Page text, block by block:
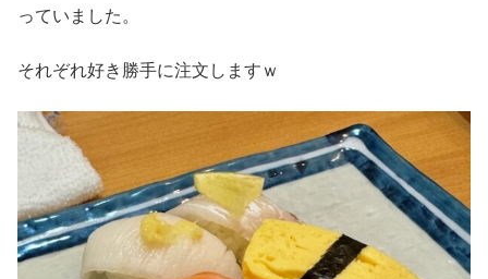
っていました。
それぞれ好き勝手に注文しますｗ